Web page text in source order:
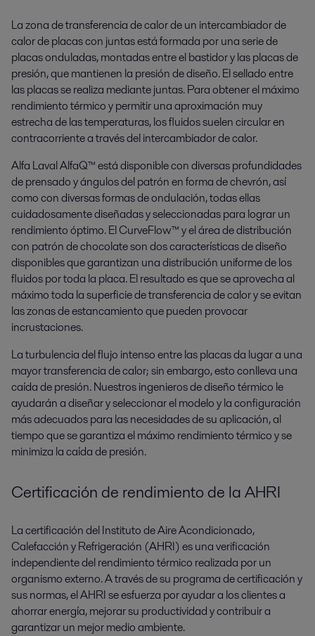
La zona de transferencia de calor de un intercambiador de
calor de placas con juntas está formada por una serie de
placas onduladas, montadas entre el bastidor y las placas de
presión, que mantienen la presión de diseño. El sellado entre
las placas se realiza mediante juntas. Para obtener el máximo
rendimiento térmico y permitir una aproximación muy
estrecha de las temperaturas, los fluidos suelen circular en
contracorriente a través del intercambiador de calor.
Alfa Laval AlfaQ™ está disponible con diversas profundidades
de prensado y ángulos del patrón en forma de chevrón, así
como con diversas formas de ondulación, todas ellas
cuidadosamente diseñadas y seleccionadas para lograr un
rendimiento óptimo. El CurveFlow™ y el área de distribución
con patrón de chocolate son dos características de diseño
disponibles que garantizan una distribución uniforme de los
fluidos por toda la placa. El resultado es que se aprovecha al
máximo toda la superficie de transferencia de calor y se evitan
las zonas de estancamiento que pueden provocar
incrustaciones.
La turbulencia del flujo intenso entre las placas da lugar a una
mayor transferencia de calor; sin embargo, esto conlleva una
caída de presión. Nuestros ingenieros de diseño térmico le
ayudarán a diseñar y seleccionar el modelo y la configuración
más adecuados para las necesidades de su aplicación, al
tiempo que se garantiza el máximo rendimiento térmico y se
minimiza la caída de presión.
Certificación de rendimiento de la AHRI
La certificación del Instituto de Aire Acondicionado,
Calefacción y Refrigeración (AHRI) es una verificación
independiente del rendimiento térmico realizada por un
organismo externo. A través de su programa de certificación y
sus normas, el AHRI se esfuerza por ayudar a los clientes a
ahorrar energía, mejorar su productividad y contribuir a
garantizar un mejor medio ambiente.